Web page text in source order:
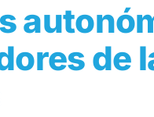
de